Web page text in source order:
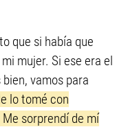
que si había que
mujer. Si ese era el
vamos para
lo tomé con
sorprendí de mí